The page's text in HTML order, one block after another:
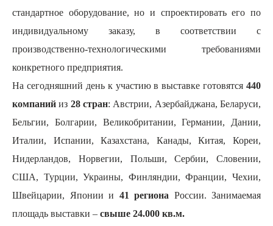
стандартное оборудование, но и спроектировать его по
индивидуальному заказу, в соответствии с
производственно-технологическими требованиями
конкретного предприятия.
На сегодняшний день к участию в выставке готовятся 440
компанийиз 28 стран: Австрии, Азербайджана, Беларуси,
Бельгии, Болгарии, Великобритании, Германии, Дании,
Италии, Испании, Казахстана, Канады, Китая, Кореи,
Нидерландов, Норвегии, Польши, Сербии, Словении,
США, Турции, Украины, Финляндии, Франции, Чехии,
Швейцарии, Японии и 41 региона России. Занимаемая
площадь выставки – свыше 24.000 кв.м.